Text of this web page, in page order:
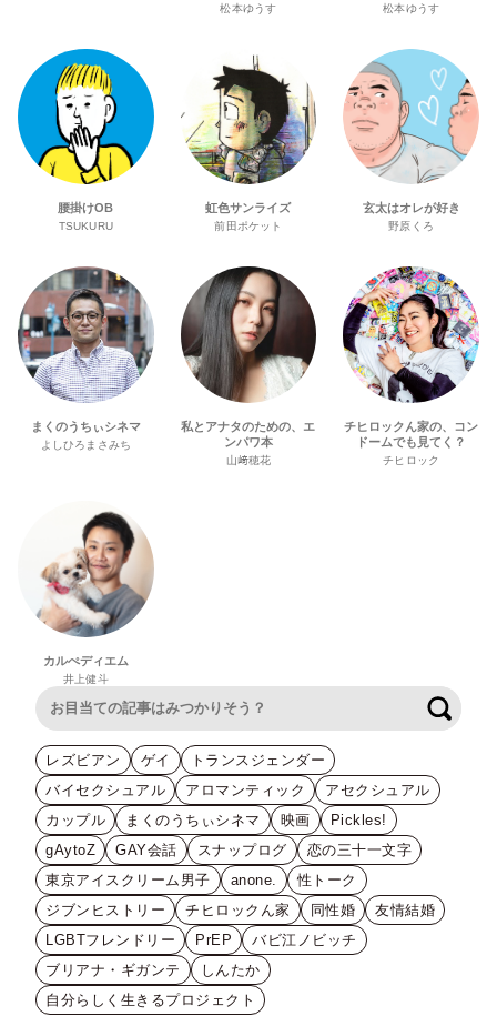
松本ゆうす 松本ゆうす
腰掛けOB
TSUKURU
虹色サンライズ
前田ポケット
玄太はオレが好き
野原くろ
まくのうちぃシネマ
よしひろまさみち
私とアナタのための、エ
ンパワ本
山﨑穂花
チヒロックん家の、コン
ドームでも見てく？
チヒロック
カルぺディエム
井上健斗
レズビアン ゲイ
トランスジェンダー
バイセクシュアル
アロマンティック
アセクシュアル
カップル
まくのうちぃシネマ 映画
Pickles!
gAytoZ
GAY会話 スナップログ
恋の三十一文字
東京アイスクリーム男子
anone.
性トーク
ジブンヒストリー
チヒロックん家 同性婚
友情結婚
LGBTフレンドリー
PrEP
バビ江ノビッチ
ブリアナ・ギガンテ
しんたか
自分らしく生きるプロジェクト